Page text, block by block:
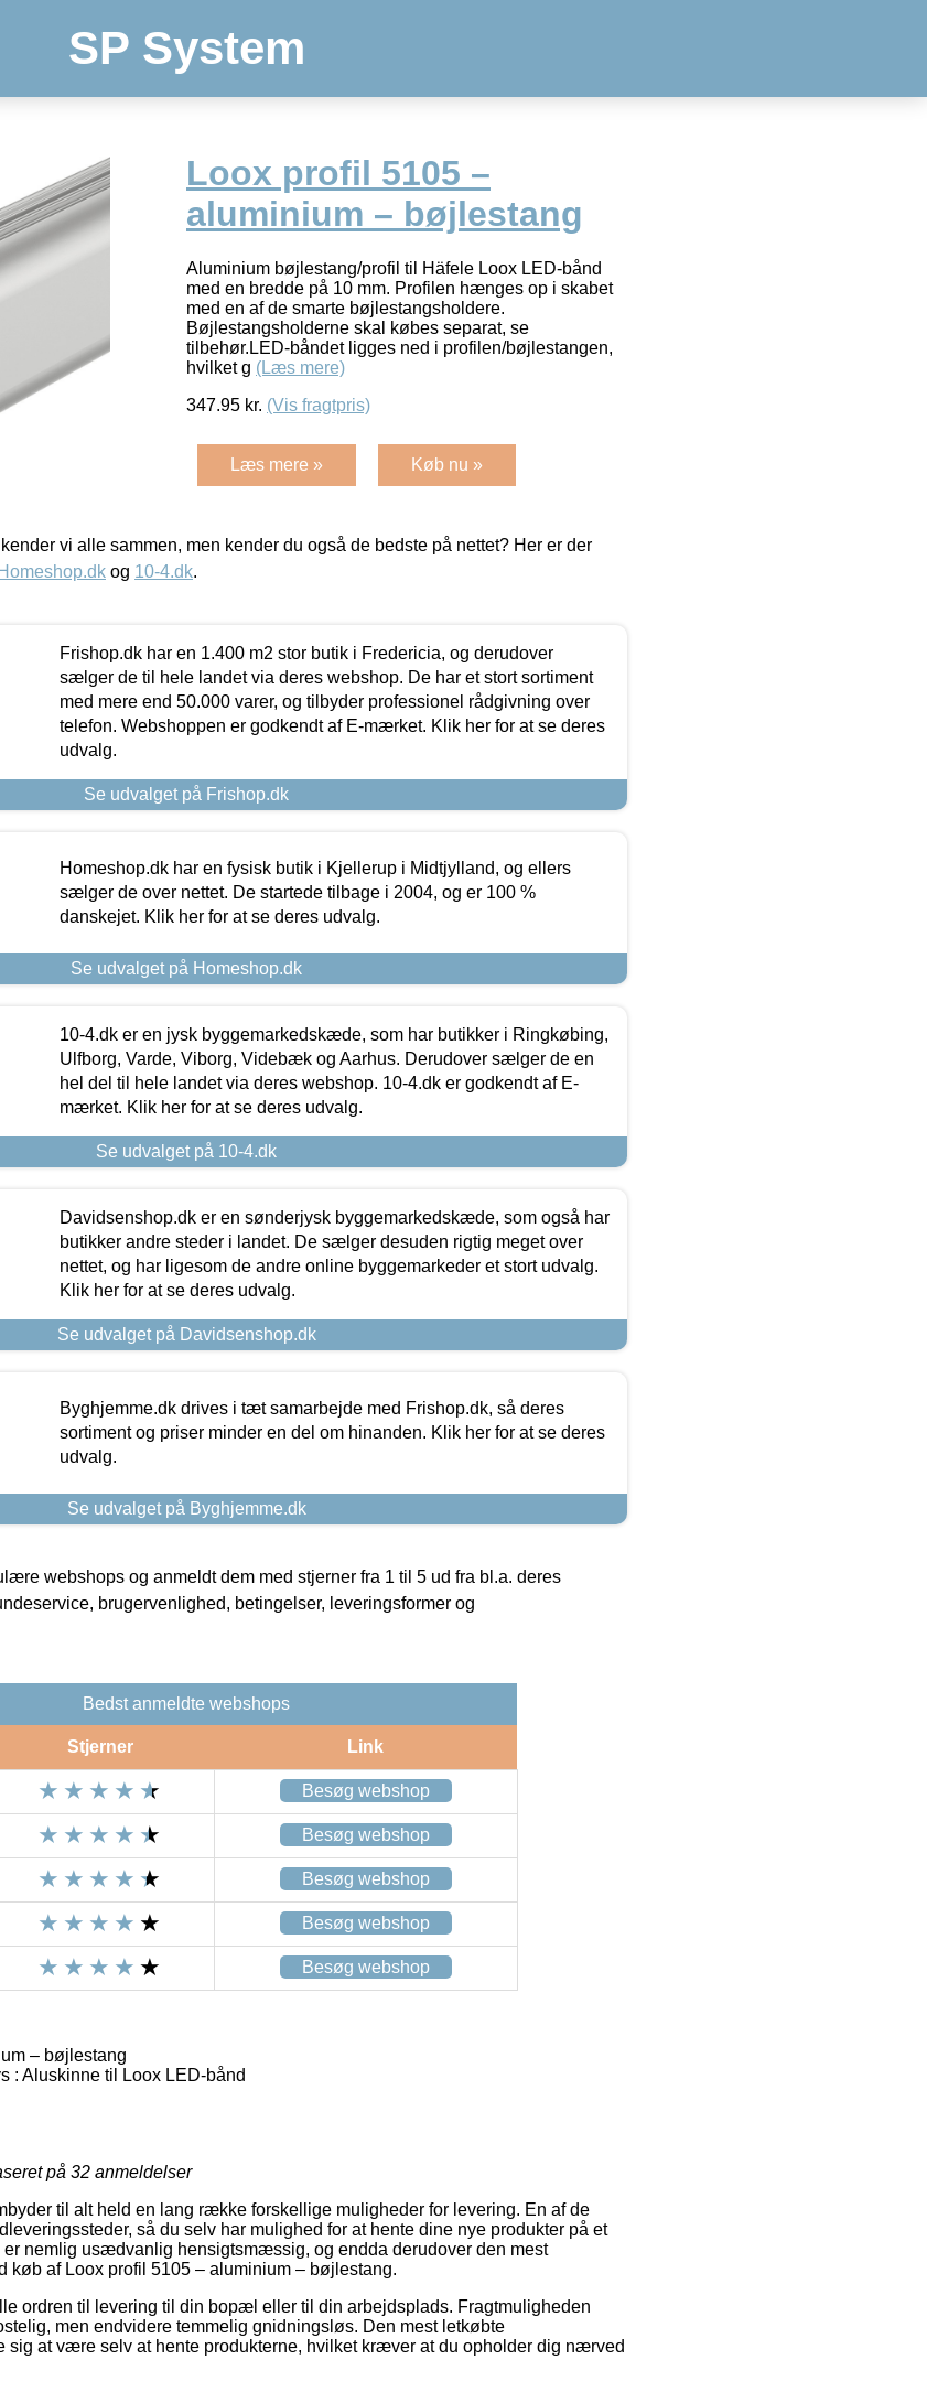
SP System
Loox profil 5105 –
aluminium – bøjlestang
Aluminium bøjlestang/profil til Häfele Loox LED-bånd
med en bredde på 10 mm. Profilen hænges op i skabet
med en af de smarte bøjlestangsholdere.
Bøjlestangsholderne skal købes separat, se
tilbehør.LED-båndet ligges ned i profilen/bøjlestangen,
hvilket g (Læs mere)
347.95 kr. (Vis fragtpris)
Læs mere » Køb nu »
vi alle sammen, men kender du også de bedste på nettet? Her er der
Homeshop.dk og 10-4.dk.
Frishop.dk har en 1.400 m2 stor butik i Fredericia, og derudover
sælger de til hele landet via deres webshop. De har et stort sortiment
med mere end 50.000 varer, og tilbyder professionel rådgivning over
telefon. Webshoppen er godkendt af E-mærket. Klik her for at se deres
udvalg.
Se udvalget på Frishop.dk
Homeshop.dk har en fysisk butik i Kjellerup i Midtjylland, og ellers
sælger de over nettet. De startede tilbage i 2004, og er 100 %
danskejet. Klik her for at se deres udvalg.
Se udvalget på Homeshop.dk
10-4.dk er en jysk byggemarkedskæde, som har butikker i Ringkøbing,
Ulfborg, Varde, Viborg, Videbæk og Aarhus. Derudover sælger de en
hel del til hele landet via deres webshop. 10-4.dk er godkendt af E-
mærket. Klik her for at se deres udvalg.
Se udvalget på 10-4.dk
Davidsenshop.dk er en sønderjysk byggemarkedskæde, som også har
butikker andre steder i landet. De sælger desuden rigtig meget over
nettet, og har ligesom de andre online byggemarkeder et stort udvalg.
Klik her for at se deres udvalg.
Se udvalget på Davidsenshop.dk
Byghjemme.dk drives i tæt samarbejde med Frishop.dk, så deres
sortiment og priser minder en del om hinanden. Klik her for at se deres
udvalg.
Se udvalget på Byghjemme.dk
webshops og anmeldt dem med stjerner fra 1 til 5 ud fra bl.a. deres
brugervenlighed, betingelser, leveringsformer og
Bedst anmeldte webshops
Stjerner Link
Besøg webshop
Besøg webshop
Besøg webshop
Besøg webshop
Besøg webshop
– bøjlestang
: Aluskinne til Loox LED-bånd
på 32 anmeldelser
til alt held en lang række forskellige muligheder for levering. En af de
så du selv har mulighed for at hente dine nye produkter på et
nemlig usædvanlig hensigtsmæssig, og endda derudover den mest
køb af Loox profil 5105 – aluminium – bøjlestang.
ordren til levering til din bopæl eller til din arbejdsplads. Fragtmuligheden
men endvidere temmelig gnidningsløs. Den mest letkøbte
sig at være selv at hente produkterne, hvilket kræver at du opholder dig nærved